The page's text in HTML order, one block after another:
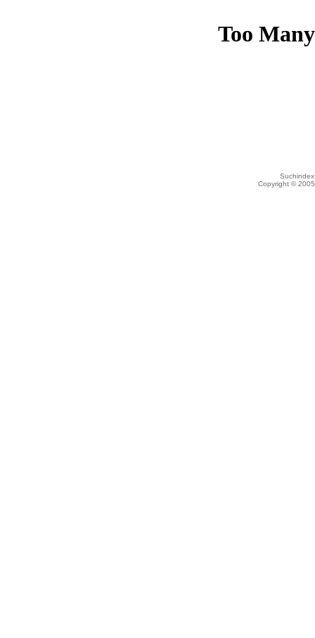
Copyright ©